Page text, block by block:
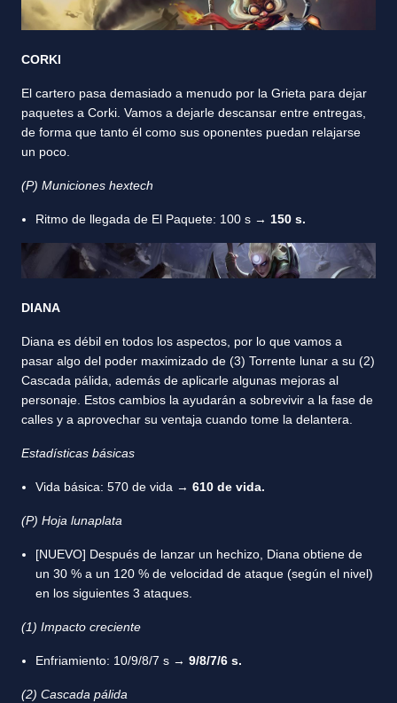
CORKI
El cartero pasa demasiado a menudo por la Grieta para dejar
paquetes a Corki. Vamos a dejarle descansar entre entregas,
de forma que tanto él como sus oponentes puedan relajarse
un poco.
(P) Municiones hextech
Ritmo de llegada de El Paquete: 100 s → 150 s.
DIANA
Diana es débil en todos los aspectos, por lo que vamos a
pasar algo del poder maximizado de (3) Torrente lunar a su (2)
Cascada pálida, además de aplicarle algunas mejoras al
personaje. Estos cambios la ayudarán a sobrevivir a la fase de
calles y a aprovechar su ventaja cuando tome la delantera.
Estadísticas básicas
Vida básica: 570 de vida → 610 de vida.
(P) Hoja lunaplata
[NUEVO] Después de lanzar un hechizo, Diana obtiene de
un 30 % a un 120 % de velocidad de ataque (según el nivel)
en los siguientes 3 ataques.
(1) Impacto creciente
Enfriamiento: 10/9/8/7 s → 9/8/7/6 s.
(2) Cascada pálida